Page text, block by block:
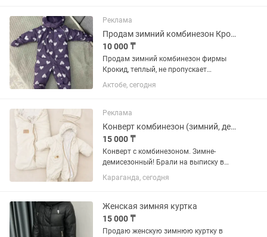
бомбер носила. На флис уже...
Реклама
Продам зимний комбинезон Крокид
10 000 ₸
Продам зимний комбинезон фирмы
Крокид, теплый, не пропускает
влагу(мембрана) размер 68-74.
Подходит детям от 3мес до 1года,
Актобе, сегодня
Реклама
Конверт комбинезон (зимний, демисезонный)
15 000 ₸
Конверт с комбинезоном. Зимне-
демисезонный! Брали на выписку в
декабре, весной носили без конверта!
Очень удобный, мягкий!брали на заказ
Караганда, сегодня
Женская зимняя куртка
15 000 ₸
Продаю женскую зимнюю куртку в